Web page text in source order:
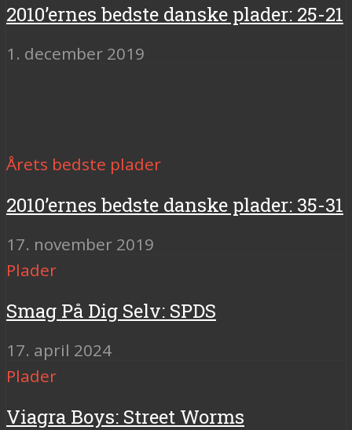
2010’ernes bedste danske plader: 25-21
1. december 2019
Årets bedste plader
2010’ernes bedste danske plader: 35-31
17. november 2019
Plader
Smag På Dig Selv: SPDS
17. april 2024
Plader
Viagra Boys: Street Worms